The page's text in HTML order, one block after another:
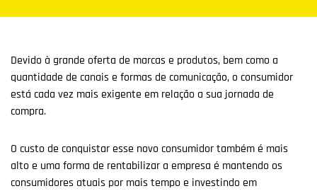
Devido à grande oferta de marcas e produtos, bem como a
quantidade de canais e formas de comunicação, o consumidor
está cada vez mais exigente em relação a sua jornada de
compra.
O custo de conquistar esse novo consumidor também é mais
alto e uma forma de rentabilizar a empresa é mantendo os
consumidores atuais por mais tempo e investindo em